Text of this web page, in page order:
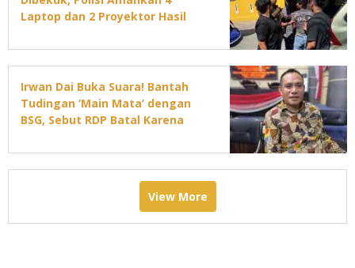
Laptop dan 2 Proyektor Hasil
Irwan Dai Buka Suara! Bantah
Tudingan ‘Main Mata’ dengan
BSG, Sebut RDP Batal Karena
View More